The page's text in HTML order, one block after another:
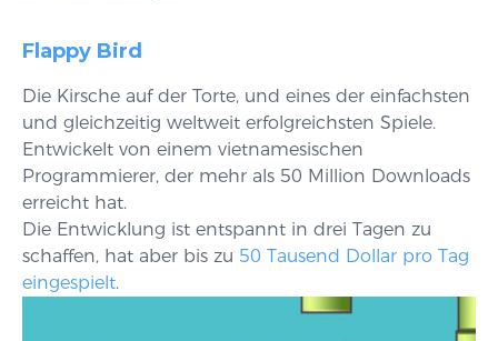
Flappy Bird
Die Kirsche auf der Torte, und eines der einfachsten
und gleichzeitig weltweit erfolgreichsten Spiele.
Entwickelt von einem vietnamesischen
Programmierer, der mehr als 50 Million Downloads
erreicht hat.
Die Entwicklung ist entspannt in drei Tagen zu
schaffen, hat aber bis zu 50 Tausend Dollar pro Tag
eingespielt.